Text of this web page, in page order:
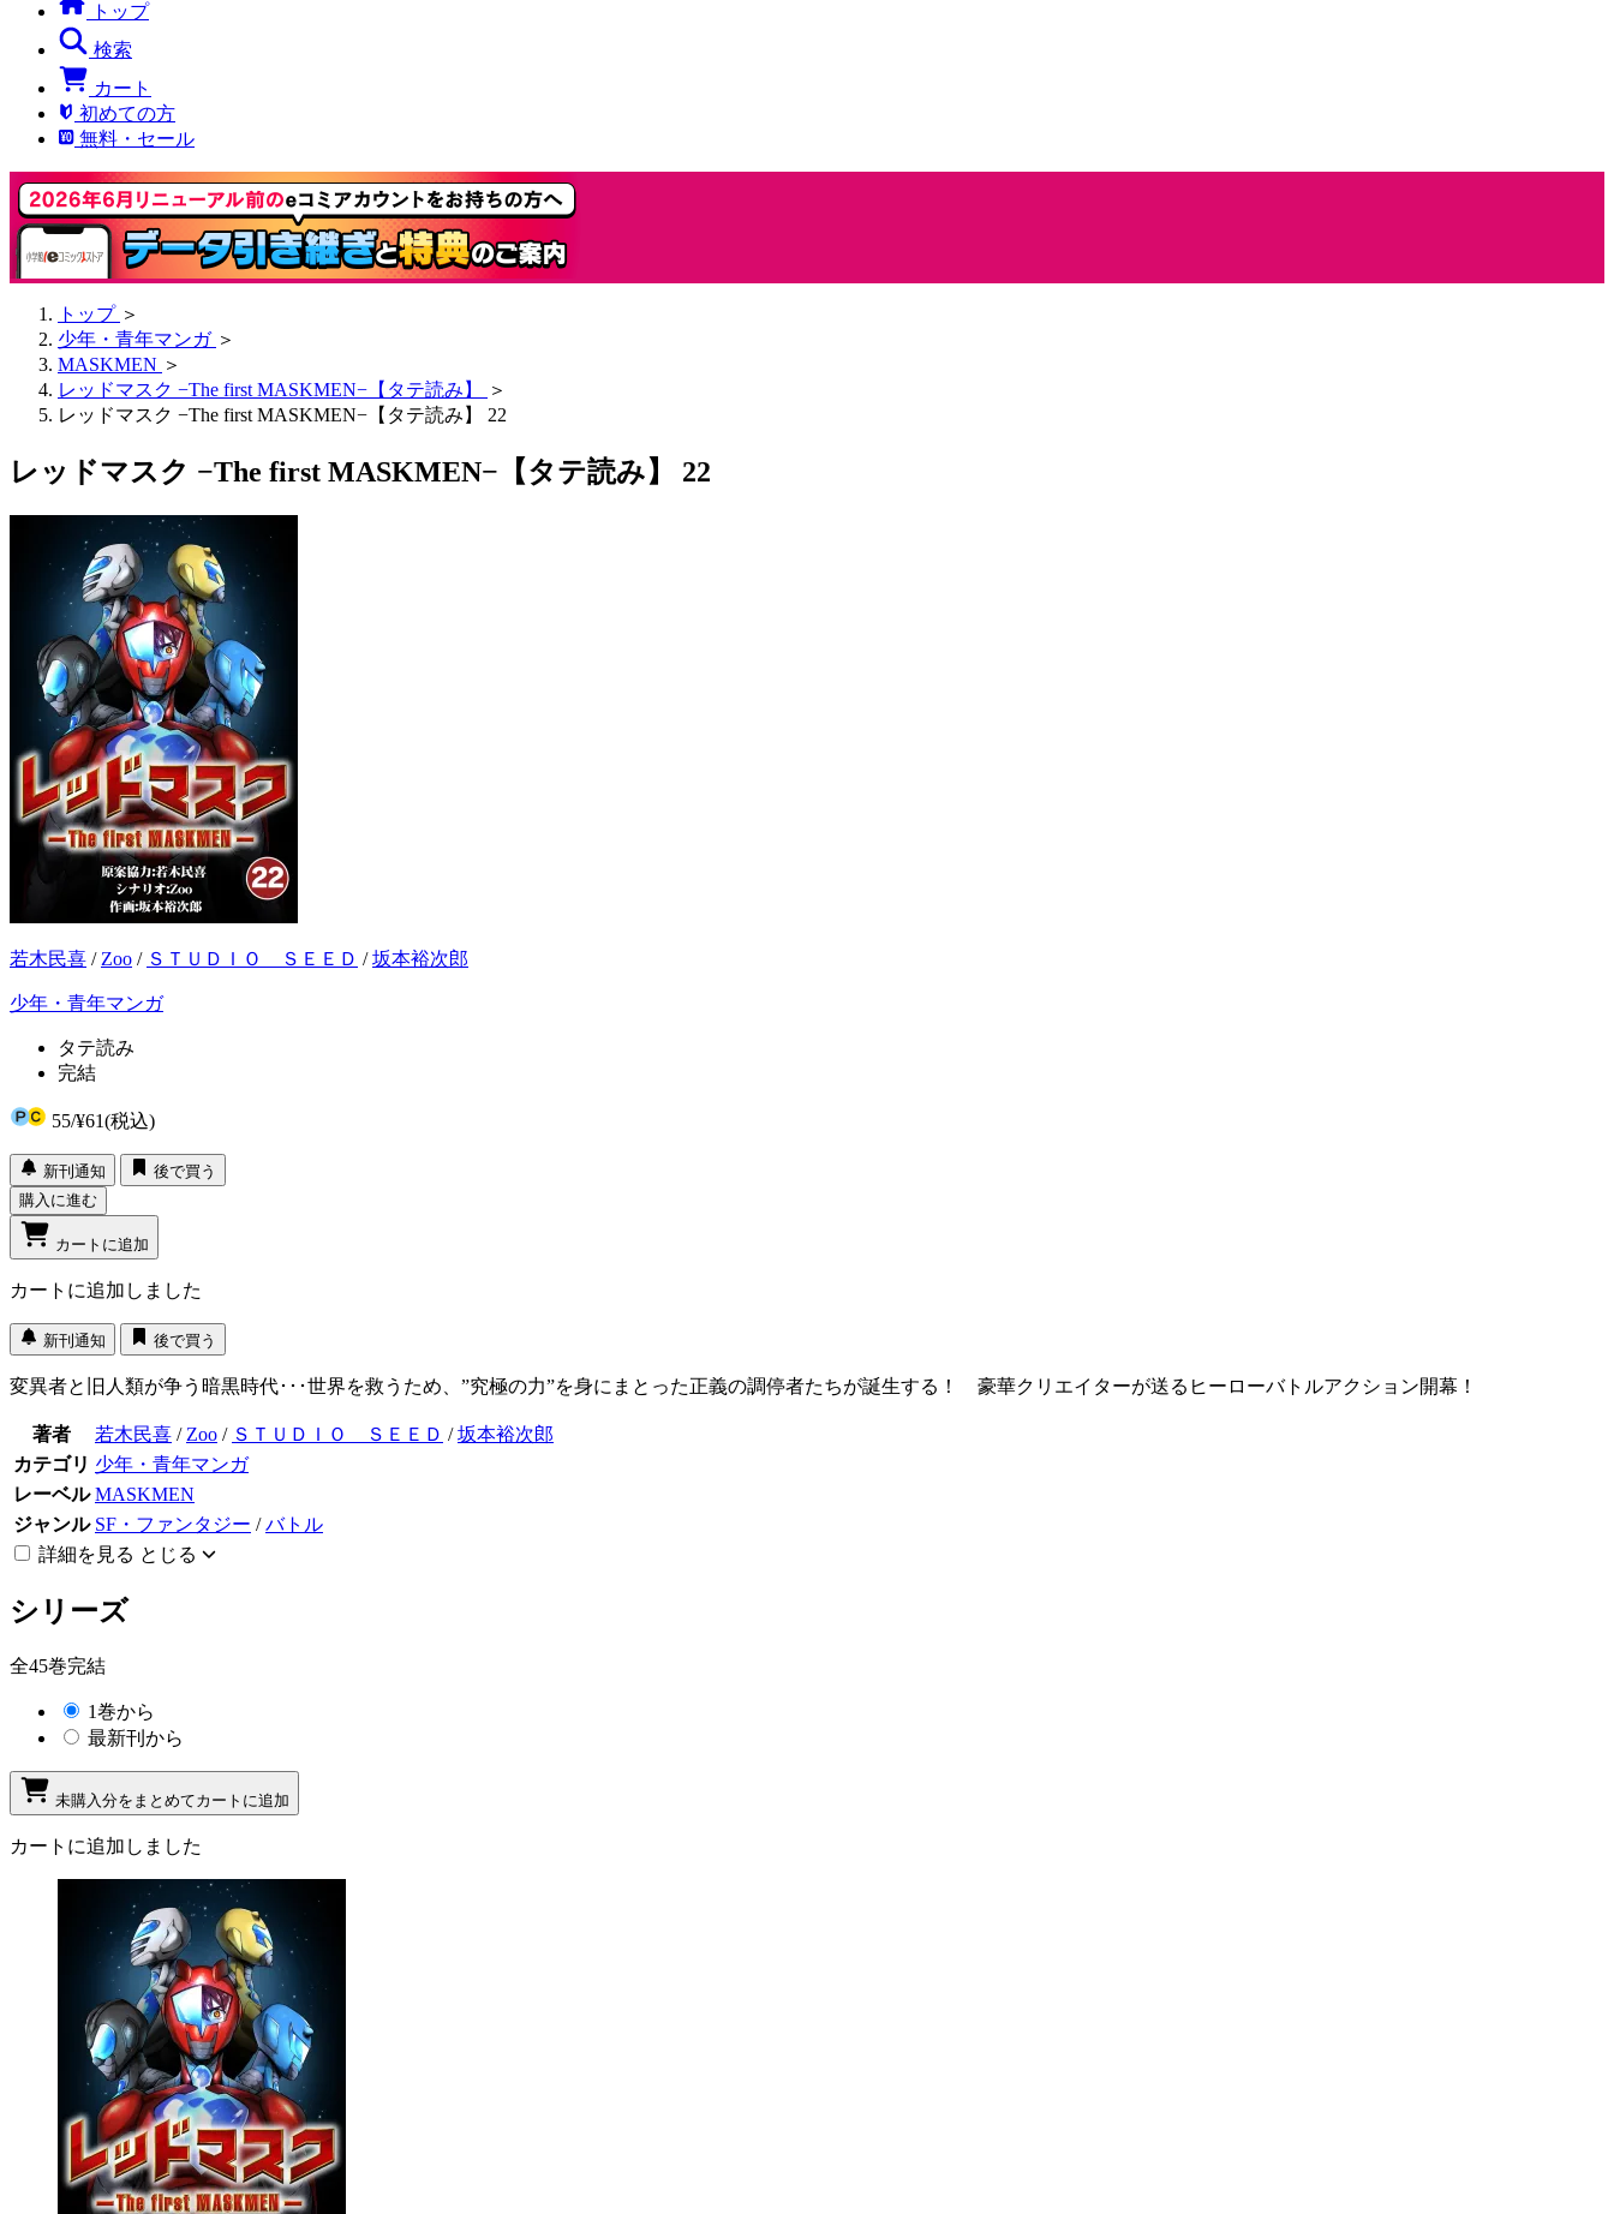
トップ
検索
カート
初めての方
無料・セール
トップ ＞
少年・青年マンガ ＞
MASKMEN ＞
レッドマスク −The first MASKMEN−【タテ読み】
＞
レッドマスク −The first MASKMEN−【タテ読み】 22
レッドマスク −The first MASKMEN−【タテ読み】 22
若木民喜 / Zoo / ＳＴＵＤＩＯ ＳＥＥＤ /坂本裕次郎
少年・青年マンガ
タテ読み
完結
55/¥61(税込)
新刊通知
後で買う
購入に進む
カートに追加
カートに追加しました
新刊通知 後で買う
変異者と旧人類が争う暗黒時代･･･世界を救うため、”究極の力”を身にまとった正義の調停者たちが誕生する！ 豪華クリエイターが送るヒーローバトルアクション開幕！
著者 若木民喜 / Zoo / ＳＴＵＤＩＯ ＳＥＥＤ /坂本裕次郎
カテゴリ 少年・青年マンガ
レーベル MASKMEN
ジャンル SF・ファンタジー /バトル
詳細を見る とじる
シリーズ
全45巻完結
1巻から
最新刊から
未購入分をまとめてカートに追加
カートに追加しました